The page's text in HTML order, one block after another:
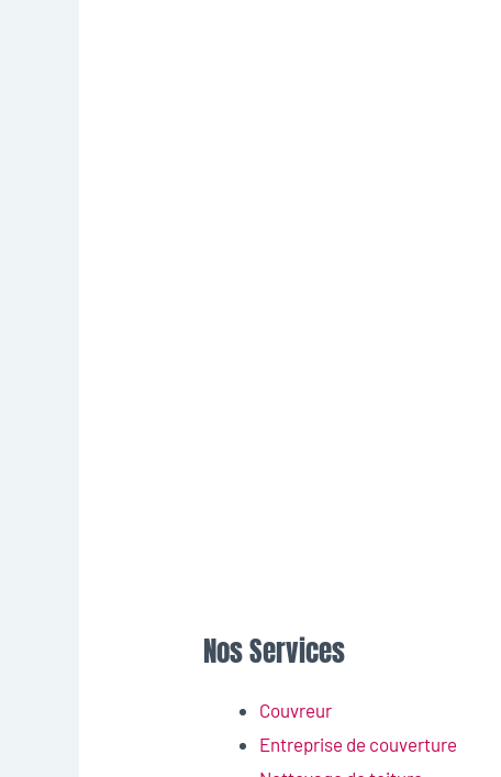
Nos Services
Couvreur
Entreprise de couverture